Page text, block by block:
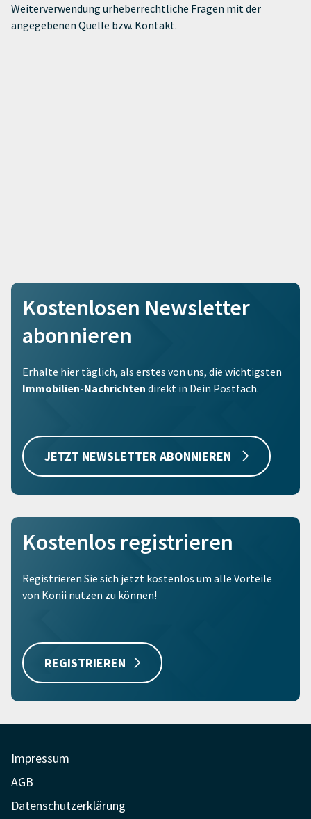
Weiterverwendung urheberrechtliche Fragen mit der
angegebenen Quelle bzw. Kontakt.
Kostenlosen Newsletter
abonnieren
Erhalte hier täglich, als erstes von uns, die wichtigsten
Immobilien-Nachrichten direkt in Dein Postfach.
JETZT NEWSLETTER ABONNIEREN
Kostenlos registrieren
Registrieren Sie sich jetzt kostenlos um alle Vorteile
von Konii nutzen zu können!
REGISTRIEREN
Impressum
AGB
Datenschutzerklärung